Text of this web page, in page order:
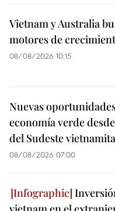
Vietnam y Australia
motores de
08/08/2026 10:15
Nuevas
economía verde
del Sudeste vietnamita
08/08/2026 07:00